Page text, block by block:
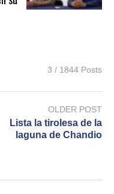
3 / 1844 Posts
OLDER POST
Lista la tirolesa de la
laguna de Chandio